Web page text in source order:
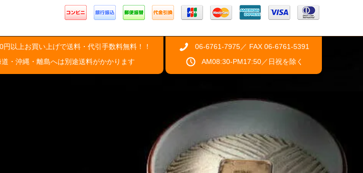
円以上お買い上げで送料・代引手数料無料！！
・沖縄・離島へは別途送料がかかります
06-6761-7975／ FAX 06-6761-5391
AM08:30-PM17:50／日祝を除く